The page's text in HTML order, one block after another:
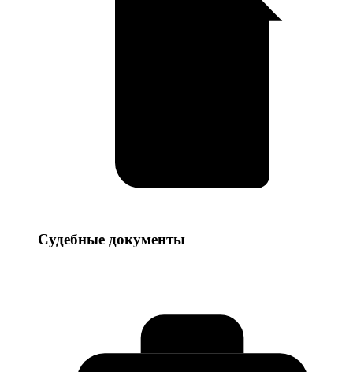
Судебные
Судебные документы